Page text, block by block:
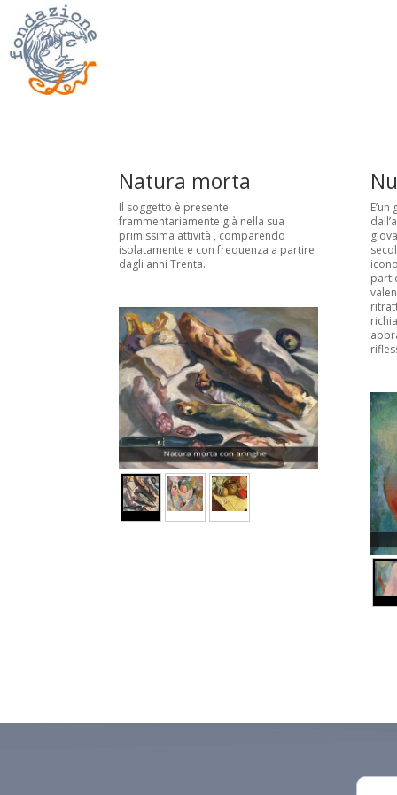
Natura morta
Il soggetto è presente
frammentariamente già nella sua
primissima attività , comparendo
isolatamente e con frequenza a partire
dagli anni Trenta.